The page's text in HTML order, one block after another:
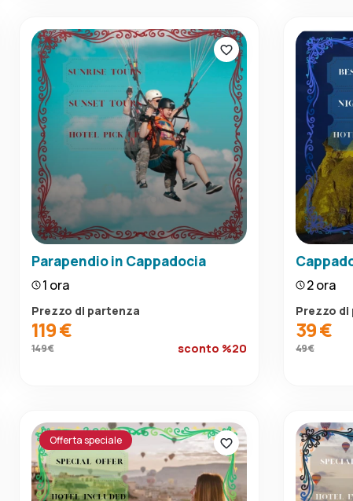
Parapendio in Cappadocia
1 ora
Prezzo di partenza
119 €
149 € sconto %20
2 ora
Prezzo
39 €
49 €
Offerta speciale